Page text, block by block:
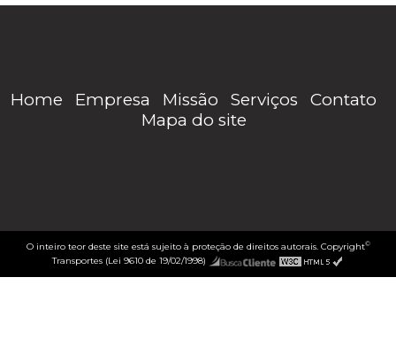
Home Empresa Missão Serviços
Contato
Mapa do site
O inteiro teor deste site está sujeito à proteção de direitos autorais. Copyright©
Transportes (Lei 9610 de 19/02/1998)